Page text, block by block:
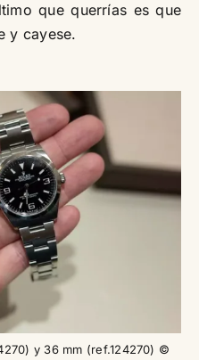
que querrías es que
y cayese.
y 36 mm (ref.124270) ©